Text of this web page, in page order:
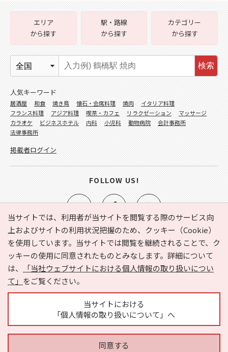
当サイトでは、利用者が当サイトを閲覧する際のサービス向
上およびサイトの利用状況把握のため、クッキー（Cookie）
を使用しています。当サイトでは閲覧を継続されることで、ク
ッキーの使用に同意されたものとみなします。詳細について
は、
「当社ウェブサイトにおける個人情報の取り扱いについ
て」 をご覧ください。
当サイトにおける
「個人情報の取り扱いについて」へ
同意する
e-NAVITA（イーナビタ）とは？ お気に入り
ヘルプ
利用規約
個人情報の取り扱いについて
運営会社
サイトマップ
広告掲載に関するお問い合わせ
エリア
から探す
駅・路線
から探す
カテゴリー
から探す
検索
人気キーワード
居酒屋 和食 焼き鳥 懐石・会席料理 焼肉
イタリア料理
フランス料理
アジア料理 喫茶・カフェ リラクゼーション
マッサージ
カラオケ
ビジネスホテル 内科 小児科 動物病院
会計事務所
法律事務所
掲載者ログイン
FOLLOW US!